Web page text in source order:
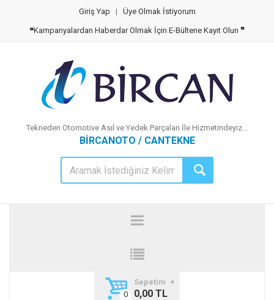
Giriş Yap | Üye Olmak İstiyorum
❝Kampanyalardan Haberdar Olmak İçin E-Bültene Kayıt Olun ❞
Tekneden Otomotive Asıl ve Yedek Parçaları İle Hizmetindeyiz...
BİRCANOTO / CANTEKNE
Sepetim
0,00 TL